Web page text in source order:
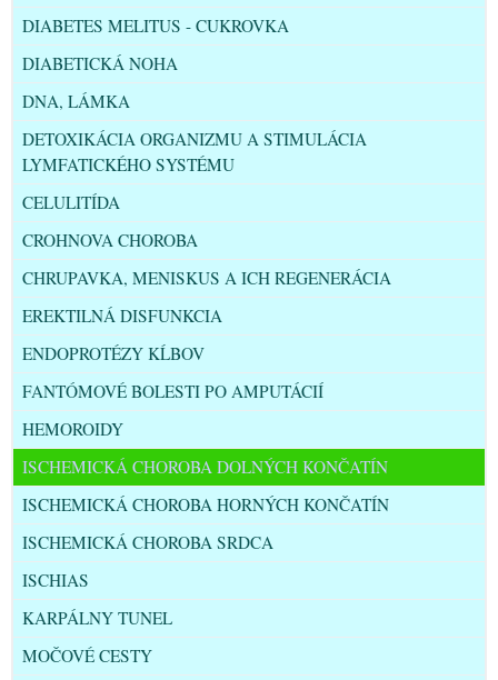
DIABETES MELITUS - CUKROVKA
DIABETICKÁ NOHA
DNA, LÁMKA
DETOXIKÁCIA ORGANIZMU A STIMULÁCIA
LYMFATICKÉHO SYSTÉMU
CELULITÍDA
CROHNOVA CHOROBA
CHRUPAVKA, MENISKUS A ICH REGENERÁCIA
EREKTILNÁ DISFUNKCIA
ENDOPROTÉZY KĹBOV
FANTÓMOVÉ BOLESTI PO AMPUTÁCIÍ
HEMOROIDY
ISCHEMICKÁ CHOROBA DOLNÝCH KONČATÍN
ISCHEMICKÁ CHOROBA HORNÝCH KONČATÍN
ISCHEMICKÁ CHOROBA SRDCA
ISCHIAS
KARPÁLNY TUNEL
MOČOVÉ CESTY